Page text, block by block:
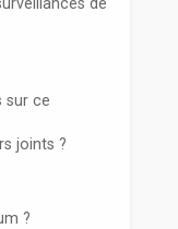
sur ce
joints ?
?